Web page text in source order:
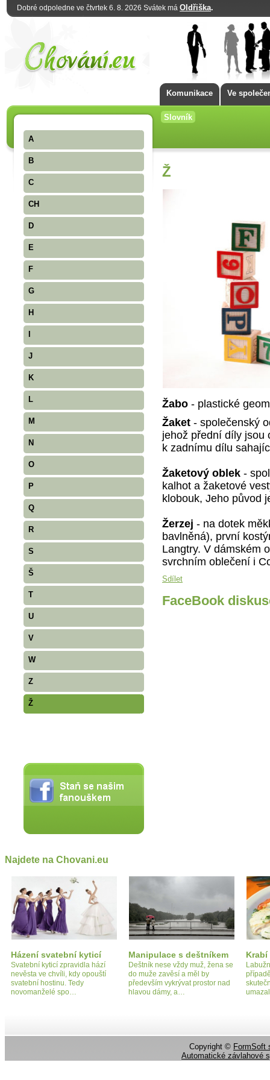
Dobré odpoledne ve čtvrtek 6. 8. 2026 Svátek má Oldřiška.
Komunikace Ve
Slovník
A
B
C
CH
D
E
F
G
H
J
K
L
M
N
O
P
Q
R
S
Š
T
U
V
W
Z
Ž
Ž
Žabo - plastické
Žaket - společenský
jehož přední díly jsou
k zadnímu dílu
Žaketový oblek -
kalhot a žaketové
klobouk, Jeho původ
Žerzej - na dotek
bavlněná), první
Langtry. V dámském
svrchním oblečení i
Sdílet
FaceBook
Najdete na Chovani.eu
Házení svatební kyticí
Svatební kyticí zpravidla hází
nevěsta ve chvíli, kdy opouští
svatební hostinu. Tedy
novomanželé spo…
Manipulace s deštníkem
Deštník nese vždy muž, žena se
do muže zavěsí a měl by
především vykrývat prostor nad
hlavou dámy, a…
Copyright © FormSoft
Automatické závlahové